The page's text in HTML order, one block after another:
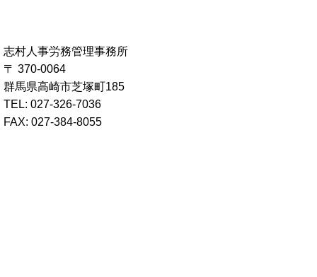
志村人事労務管理事務所
〒 370-0064
群馬県高崎市芝塚町185
TEL: 027-326-7036
FAX: 027-384-8055